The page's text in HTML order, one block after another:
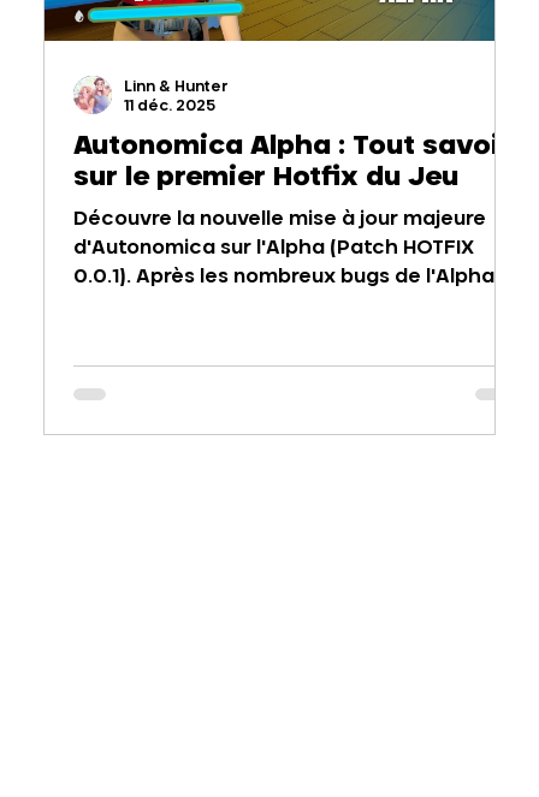
Autonomica Alpha : Tout savoir
sur le premier Hotfix du Jeu
Découvre la nouvelle mise à jour majeure
d'Autonomica sur l'Alpha (Patch HOTFIX
0.0.1). Après les nombreux bugs de l'Alpha,
Linn & Hunter
11 déc. 2025